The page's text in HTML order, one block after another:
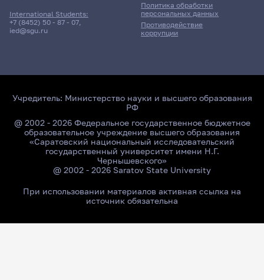
International Students:
+7 (8452) 50 - 87 - 07,
ied@sgu.ru
Политика обработки
персональных данных
Противодействие
коррупции
Учредитель: Министерство науки и высшего образования
РФ
@ 2002 - 2026 Федеральное государственное бюджетное
образовательное учреждение высшего образования
«Саратовский национальный исследовательский
государственный университет имени Н.Г.
Чернышевского»
@ 2002 - 2026 Saratov State University
При использовании материалов активная ссылка на
источник обязательна